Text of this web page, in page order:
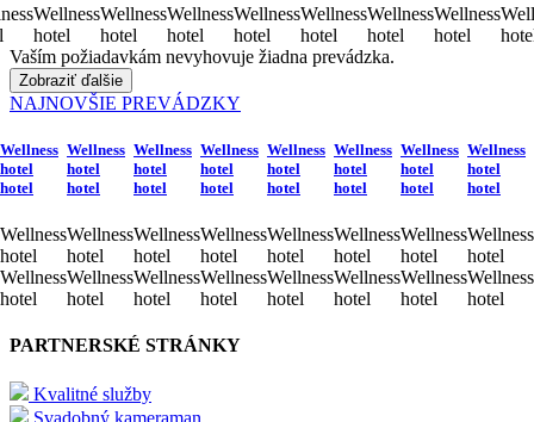
Wellness
hotel
Wellness
hotel
Wellness
hotel
Wellness
hotel
Wellness
hotel
Wellness
hotel
Wellness
hotel
Vaším požiadavkám nevyhovuje žiadna prevádzka.
Zobraziť ďalšie
NAJNOVŠIE PREVÁDZKY
Wellness
hotel
hotel
Wellness
hotel
Wellness
hotel
Wellness
hotel
hotel
Wellness
hotel
Wellness
hotel
Wellness
hotel
hotel
Wellness
hotel
Wellness
hotel
Wellness
hotel
hotel
Wellness
hotel
Wellness
hotel
Wellness
hotel
hotel
Wellness
hotel
Wellness
hotel
Wellness
hotel
hotel
Wellness
hotel
Wellness
hotel
Wellness
hotel
hotel
Wellness
hotel
Wellness
hotel
Wellness
hotel
hotel
Wellness
hotel
Wellness
hotel
PARTNERSKÉ STRÁNKY
Kvalitné služby